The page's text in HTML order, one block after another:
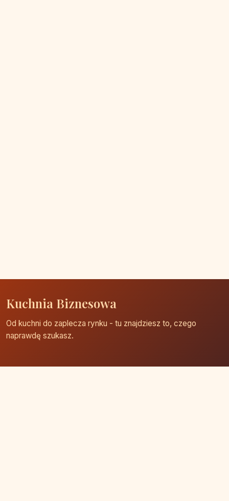
Kuchnia Biznesowa
Od kuchni do zaplecza rynku - tu znajdziesz to, czego
naprawdę szukasz.